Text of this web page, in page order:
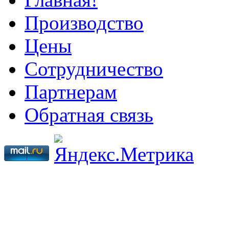
Производство
Цены
Сотрудничество
Партнерам
Обратная связь